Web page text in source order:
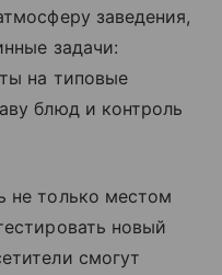
заведения,
задачи:
на типовые
блюд и контроль
не только местом
новый
смогут